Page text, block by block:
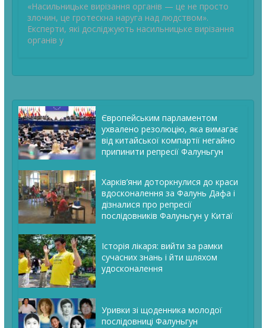
«Насильницьке вирізання органів — це не просто
злочин, це гротескна наруга над людством».
Експерти, які досліджують насильницьке вирізання
органів у
Європейським парламентом
ухвалено резолюцію, яка вимагає
від китайської компартії негайно
припинити репресії Фалуньгун
Харків’яни доторкнулися до краси
вдосконалення за Фалунь Дафа і
дізналися про репресії
послідовників Фалуньгун у Китаї
Історія лікаря: вийти за рамки
сучасних знань і йти шляхом
удосконалення
Уривки зі щоденника молодої
послідовниці Фалуньгун